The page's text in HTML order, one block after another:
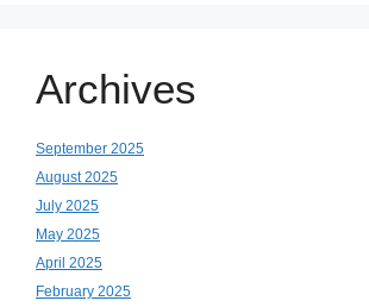
Archives
September 2025
August 2025
July 2025
May 2025
April 2025
February 2025